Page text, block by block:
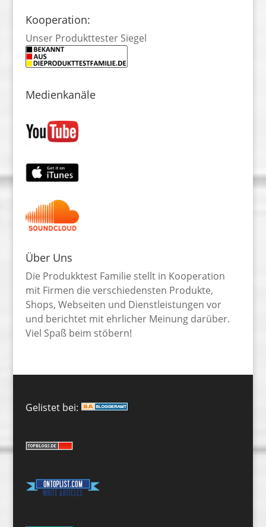
Kooperation:
Unser Produkttester Siegel
Medienkanäle
Über Uns
Die Produkktest Familie stellt in Kooperation
mit Firmen die verschiedensten Produkte,
Shops, Webseiten und Dienstleistungen vor
und berichtet mit ehrlicher Meinung darüber.
Viel Spaß beim stöbern!
Gelistet bei: